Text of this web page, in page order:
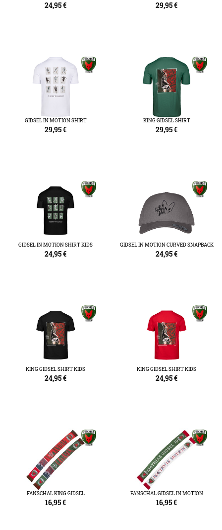
24,95€ 29,95€
GIDSEL IN MOTION SHIRT
29,95€
KING GIDSEL SHIRT
29,95€
GIDSEL IN MOTION SHIRT KIDS
24,95€
GIDSEL IN MOTION CURVED SNAPBACK
24,95€
KING GIDSEL SHIRT KIDS
24,95€
KING GIDSEL SHIRT KIDS
24,95€
FANSCHAL KING GIDSEL
16,95€
FANSCHAL GIDSEL IN MOTION
16,95€